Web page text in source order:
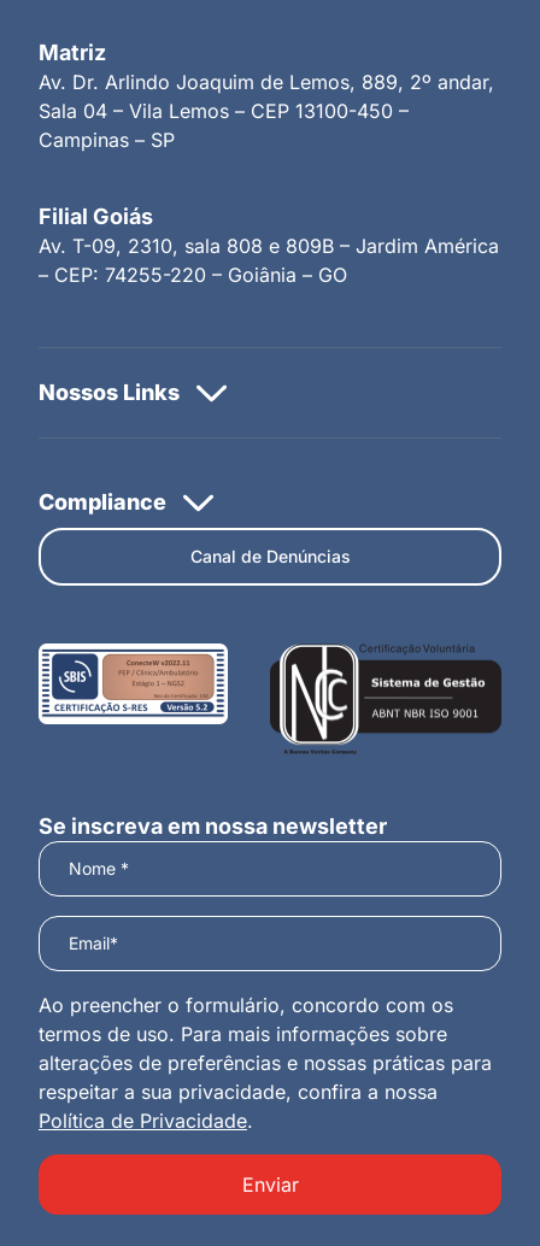
Matriz
Av. Dr. Arlindo Joaquim de Lemos, 889, 2º andar,
Sala 04 – Vila Lemos – CEP 13100-450 –
Campinas – SP
Filial Goiás
Av. T-09, 2310, sala 808 e 809B – Jardim América
– CEP: 74255-220 – Goiânia – GO
Canal de Denúncias
Se inscreva em nossa newsletter
Ao preencher o formulário, concordo com os
termos de uso. Para mais informações sobre
alterações de preferências e nossas práticas para
respeitar a sua privacidade, confira a nossa
Política de Privacidade.
Enviar